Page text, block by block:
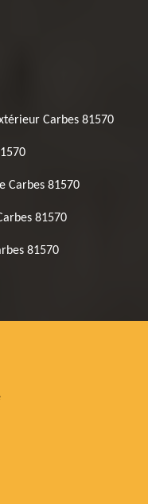
Carbes 81570
Carbes 81570
81570
81570